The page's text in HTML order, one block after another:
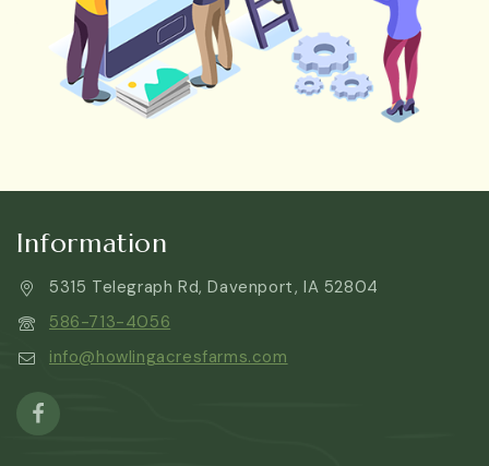
Information
5315 Telegraph Rd, Davenport, IA 52804
586-713-4056
info@howlingacresfarms.com